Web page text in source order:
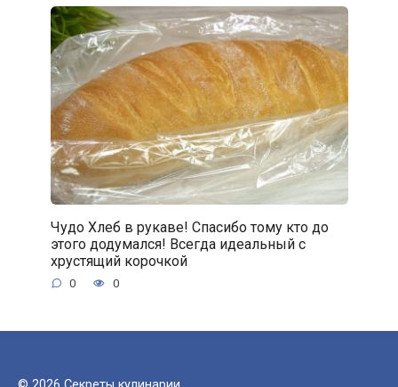
Чудо Хлеб в рукаве! Спасибо тому кто до
этого додумался! Всегда идеальный с
хрустящий корочкой
0 0